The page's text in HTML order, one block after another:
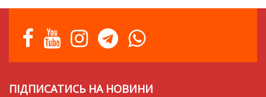
ПІДПИСАТИСЬ НА НОВИНИ